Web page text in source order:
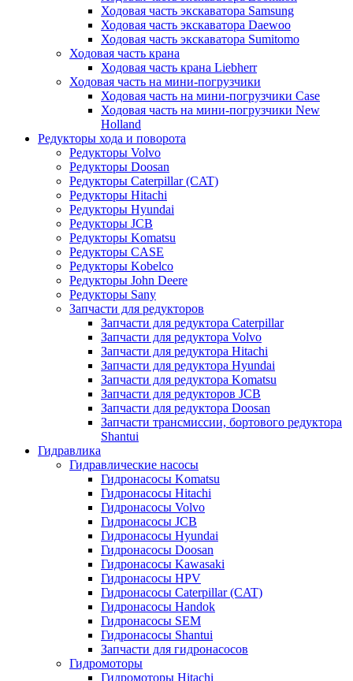
Ходовая часть экскаватора Samsung
Ходовая часть экскаватора Daewoo
Ходовая часть экскаватора Sumitomo
Ходовая часть крана
Ходовая часть крана Liebherr
Ходовая часть на мини-погрузчики
Ходовая часть на мини-погрузчики Case
Ходовая часть на мини-погрузчики New
Holland
Редукторы хода и поворота
Редукторы Volvo
Редукторы Doosan
Редукторы Caterpillar (CAT)
Редукторы Hitachi
Редукторы Hyundai
Редукторы JCB
Редукторы Komatsu
Редукторы CASE
Редукторы Kobelco
Редукторы John Deere
Редукторы Sany
Запчасти для редукторов
Запчасти для редуктора Caterpillar
Запчасти для редуктора Volvo
Запчасти для редуктора Hitachi
Запчасти для редуктора Hyundai
Запчасти для редуктора Komatsu
Запчасти для редукторов JCB
Запчасти для редуктора Doosan
Запчасти трансмиссии, бортового редуктора
Shantui
Гидравлика
Гидравлические насосы
Гидронасосы Komatsu
Гидронасосы Hitachi
Гидронасосы Volvo
Гидронасосы JCB
Гидронасосы Hyundai
Гидронасосы Doosan
Гидронасосы Kawasaki
Гидронасосы HPV
Гидронасосы Caterpillar (CAT)
Гидронасосы Handok
Гидронасосы SEM
Гидронасосы Shantui
Запчасти для гидронасосов
Гидромоторы
Гидромоторы Hitachi